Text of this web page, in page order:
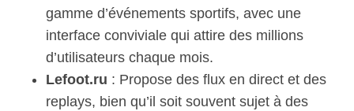
gamme d’événements sportifs, avec une
interface conviviale qui attire des millions
d’utilisateurs chaque mois.
Lefoot.ru : Propose des flux en direct et des
replays, bien qu’il soit souvent sujet à des